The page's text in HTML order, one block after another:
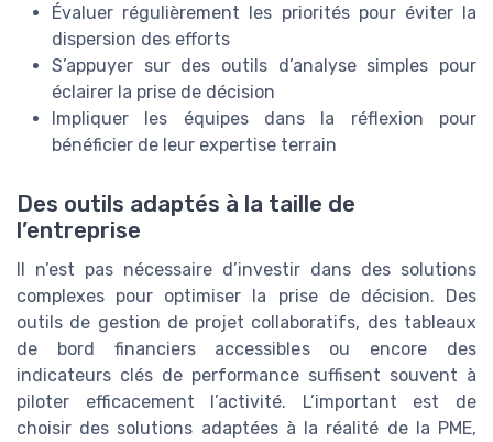
Évaluer régulièrement les priorités pour éviter la
dispersion des efforts
S’appuyer sur des outils d’analyse simples pour
éclairer la prise de décision
Impliquer les équipes dans la réflexion pour
bénéficier de leur expertise terrain
Des outils adaptés à la taille de
l’entreprise
Il n’est pas nécessaire d’investir dans des solutions
complexes pour optimiser la prise de décision. Des
outils de gestion de projet collaboratifs, des tableaux
de bord financiers accessibles ou encore des
indicateurs clés de performance suffisent souvent à
piloter efficacement l’activité. L’important est de
choisir des solutions adaptées à la réalité de la PME,